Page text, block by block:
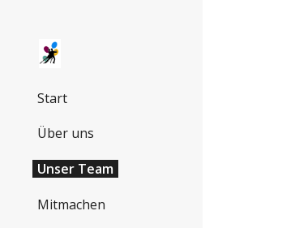
Start
Über uns
Unser Team
Mitmachen